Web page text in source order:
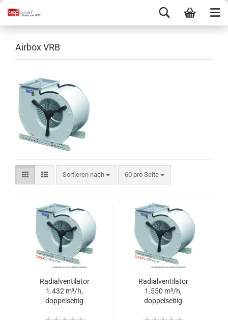
Airbox VRB
Sortieren nach 60 pro Seite
Radialventilator
1.432 m³/h,
doppelseitig
Radialventilator
1.550 m³/h,
doppelseitig